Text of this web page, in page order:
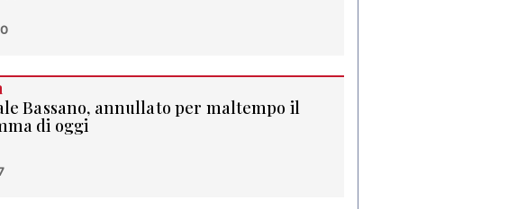
Bassano, annullato per maltempo il
di oggi